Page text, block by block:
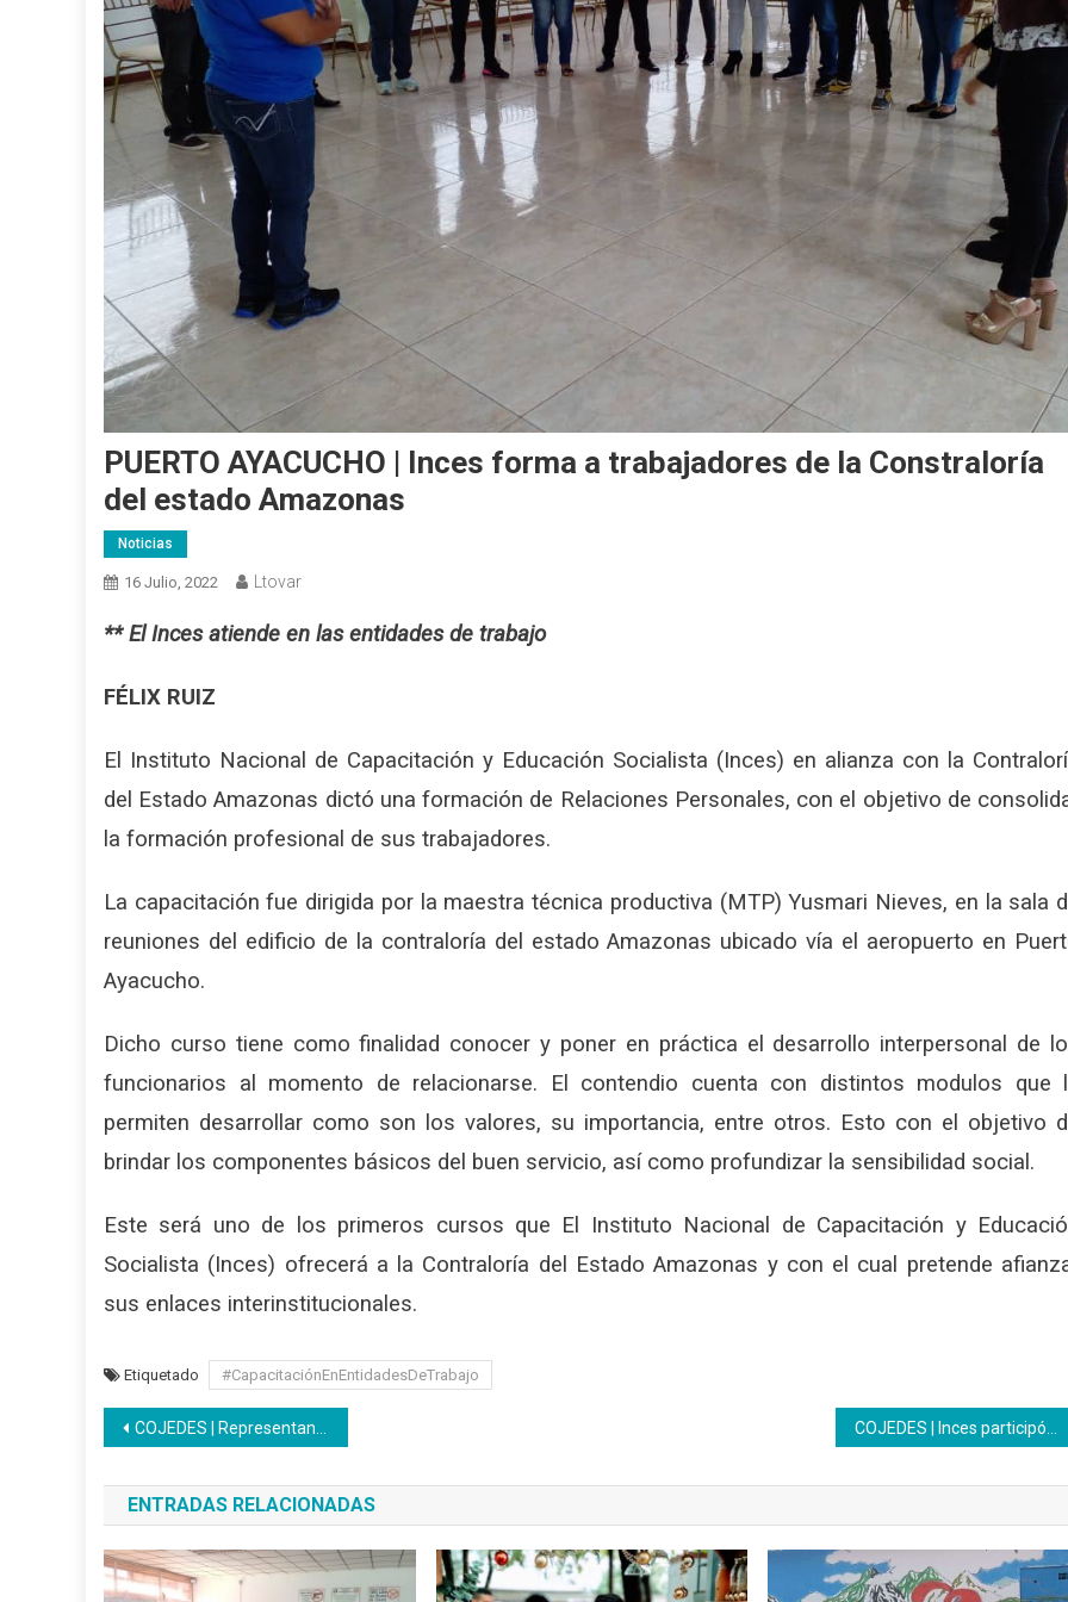
PUERTO AYACUCHO | Inces forma a trabajadores de la Constraloría
del estado Amazonas
Noticias
16 Julio, 2022 Ltovar
** El Inces atiende en las entidades de trabajo
FÉLIX RUIZ
El Instituto Nacional de Capacitación y Educación Socialista (Inces) en alianza con la
del Estado Amazonas dictó una formación de Relaciones Personales, con el objetivo de
la formación profesional de sus trabajadores.
La capacitación fue dirigida por la maestra técnica productiva (MTP) Yusmari Nieves, en la sala
reuniones del edificio de la contraloría del estado Amazonas ubicado vía el aeropuerto en
Ayacucho.
Dicho curso tiene como finalidad conocer y poner en práctica el desarrollo interpersonal de
funcionarios al momento de relacionarse. El contendio cuenta con distintos modulos que
permiten desarrollar como son los valores, su importancia, entre otros. Esto con el objetivo
brindar los componentes básicos del buen servicio, así como profundizar la sensibilidad social.
Este será uno de los primeros cursos que El Instituto Nacional de Capacitación y
Socialista (Inces) ofrecerá a la Contraloría del Estado Amazonas y con el cual pretende
sus enlaces interinstitucionales.
Etiquetado #CapacitaciónEnEntidadesDeTrabajo
Navegación
de
entradas
COJEDES | Representantes de Inpsasel se reúnen con el patrono y con la clase trabajadora inceista COJEDES | Inces participó en el 1er simposio regional del motor turismo
ENTRADAS RELACIONADAS